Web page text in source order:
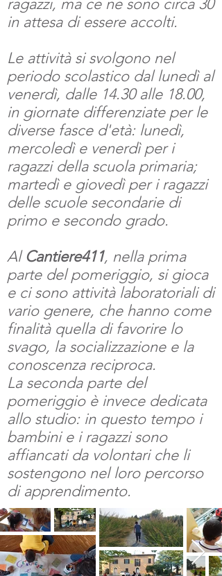
ragazzi, ma ce ne sono circa 30
in attesa di essere accolti.
Le attività si svolgono nel
periodo scolastico dal lunedì al
venerdì, dalle 14.30 alle 18.00,
in giornate differenziate per le
diverse fasce d'età: lunedì,
mercoledì e venerdì per i
ragazzi della scuola primaria;
martedì e giovedì per i ragazzi
delle scuole secondarie di
primo e secondo grado.
AlCantiere411, nella prima
parte del pomeriggio, si gioca
e ci sono attività laboratoriali di
vario genere, che hanno come
finalità quella di favorire lo
svago, la socializzazione e la
conoscenza reciproca.
La seconda parte del
pomeriggio è invece dedicata
allo studio: in questo tempo i
bambini e i ragazzi sono
affiancati da volontari che li
sostengono nel loro percorso
di apprendimento.